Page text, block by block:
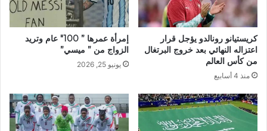
كريستيانو رونالدو يؤجل قرار
اعتزاله النهائي بعد خروج البرتغال
من كأس العالم
منذ 4 أسابيع
إمرأة عمرها ” 100″ عام وتريد
الزواج من ” ميسي”
يونيو 25, 2026